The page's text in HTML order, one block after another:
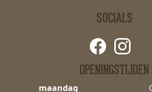
OPENINGSTIJDEN
maandag
SOCIALS